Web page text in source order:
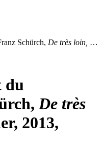
Schürch, De très loin, …
du
, De très
2013,